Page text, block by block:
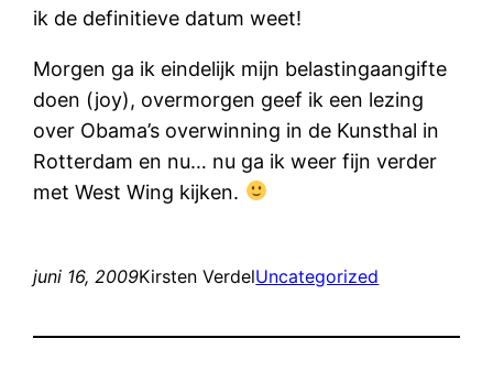
ik de definitieve datum weet!
Morgen ga ik eindelijk mijn belastingaangifte
doen (joy), overmorgen geef ik een lezing
over Obama’s overwinning in de Kunsthal in
Rotterdam en nu… nu ga ik weer fijn verder
met West Wing kijken.
juni 16, 2009Kirsten VerdelUncategorized